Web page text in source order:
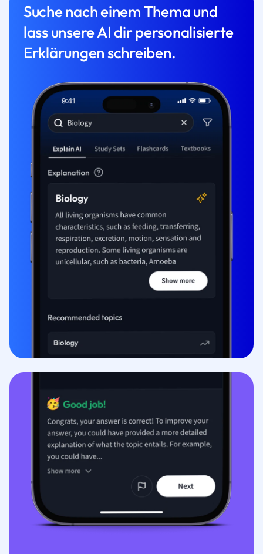
Suche nach einem Thema und
lass unsere AI dir personalisierte
Erklärungen schreiben.